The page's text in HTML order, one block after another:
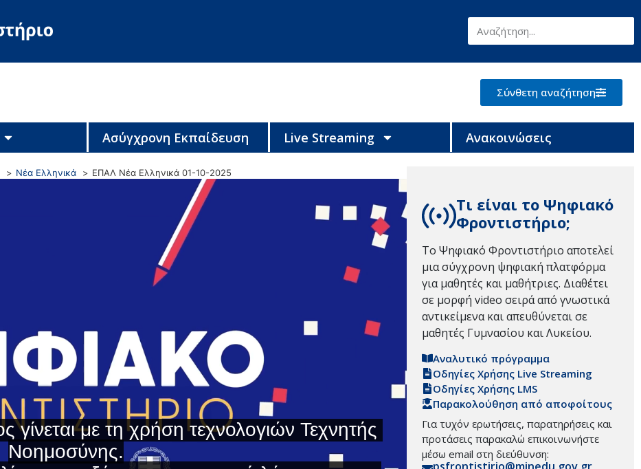
Σύνθετη αναζήτηση
Ασύγχρονη Εκπαίδευση Live Streaming Ανακοινώσεις
Νέα Ελληνικά ΕΠΑΛ Νέα Ελληνικά 01-10-2025
Τι είναι το Ψηφιακό
Φροντιστήριο;
Το Ψηφιακό Φροντιστήριο αποτελεί
μια σύγχρονη ψηφιακή πλατφόρμα
για μαθητές και μαθήτριες. Διαθέτει
σε μορφή video σειρά από γνωστικά
αντικείμενα και απευθύνεται σε
μαθητές Γυμνασίου και Λυκείου.
Αναλυτικό πρόγραμμα
Οδηγίες Χρήσης Live Streaming
Οδηγίες Χρήσης LMS
Παρακολούθηση από αποφοίτους
Για τυχόν ερωτήσεις, παρατηρήσεις και
προτάσεις παρακαλώ επικοινωνήστε
μέσω email στη διεύθυνση: